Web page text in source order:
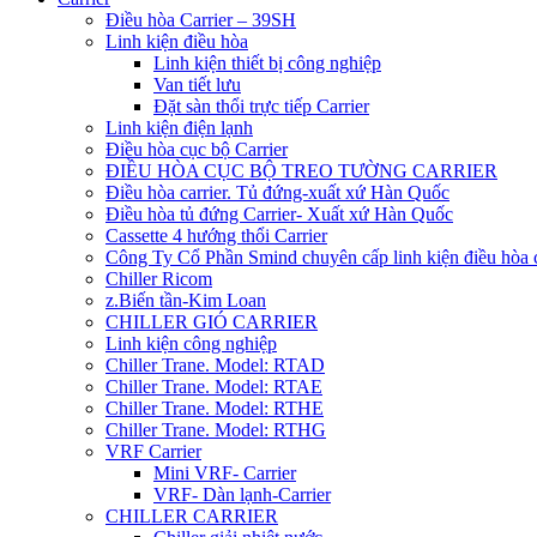
Điều hòa Carrier – 39SH
Linh kiện điều hòa
Linh kiện thiết bị công nghiệp
Van tiết lưu
Đặt sàn thổi trực tiếp Carrier
Linh kiện điện lạnh
Điều hòa cục bộ Carrier
ĐIỀU HÒA CỤC BỘ TREO TƯỜNG CARRIER
Điều hòa carrier. Tủ đứng-xuất xứ Hàn Quốc
Điều hòa tủ đứng Carrier- Xuất xứ Hàn Quốc
Cassette 4 hướng thổi Carrier
Công Ty Cổ Phần Smind chuyên cấp linh kiện điều hòa
Chiller Ricom
z.Biến tần-Kim Loan
CHILLER GIÓ CARRIER
Linh kiện công nghiệp
Chiller Trane. Model: RTAD
Chiller Trane. Model: RTAE
Chiller Trane. Model: RTHE
Chiller Trane. Model: RTHG
VRF Carrier
Mini VRF- Carrier
VRF- Dàn lạnh-Carrier
CHILLER CARRIER